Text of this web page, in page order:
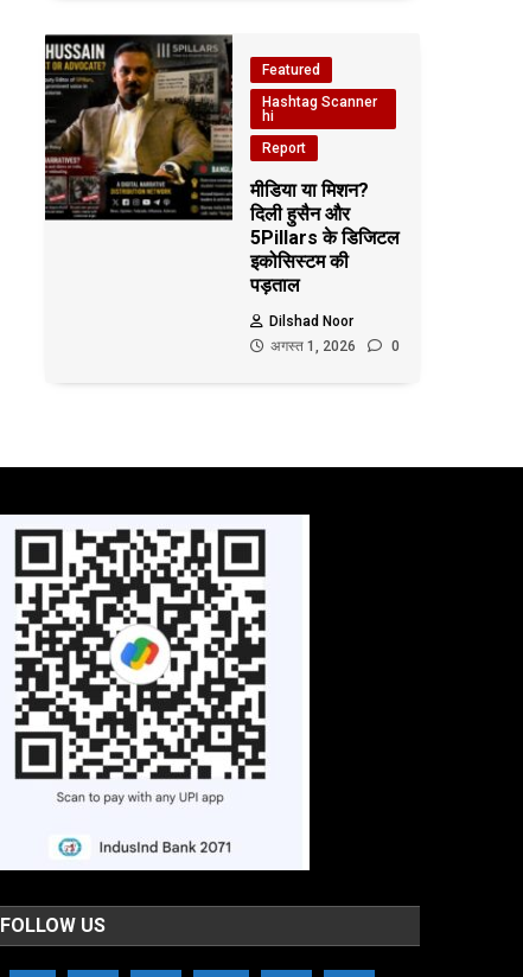
Featured
Hashtag Scanner
hi
Report
मीडिया या मिशन?
दिली हुसैन और
5Pillars के डिजिटल
इकोसिस्टम की
पड़ताल
Dilshad Noor
अगस्त 1, 2026
0
FOLLOW US